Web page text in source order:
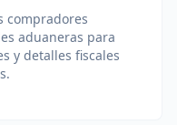
compradores
aduaneras para
y detalles fiscales